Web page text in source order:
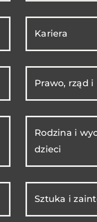
Kariera
Prawo, rząd
Rodzina i
dzieci
Sztuka i